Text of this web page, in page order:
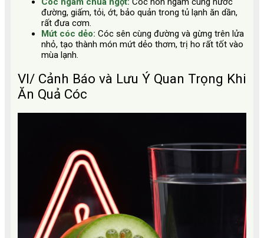
đường, giấm, tỏi, ớt, bảo quản trong tủ lạnh ăn dần,
rất đưa cơm.
Mứt cóc dẻo: Cóc sên cùng đường và gừng trên lửa
nhỏ, tạo thành món mứt dẻo thơm, trị ho rất tốt vào
mùa lạnh.
VI/ Cảnh Báo và Lưu Ý Quan Trọng Khi
Ăn Quả Cóc